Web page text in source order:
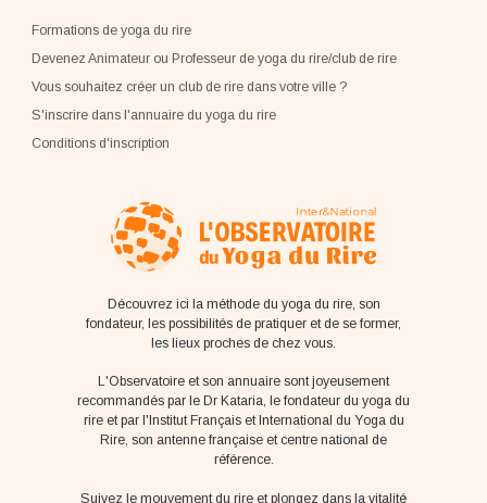
Formations de yoga du rire
Devenez Animateur ou Professeur de yoga du rire/club de rire
Vous souhaitez créer un club de rire dans votre ville ?
S'inscrire dans l'annuaire du yoga du rire
Conditions d'inscription
Découvrez ici la méthode du yoga du rire, son
fondateur, les possibilités de pratiquer et de se former,
les lieux proches de chez vous.
L'Observatoire et son annuaire sont joyeusement
recommandés par le Dr Kataria, le fondateur du yoga du
rire et par l'Institut Français et International du Yoga du
Rire, son antenne française et centre national de
référence.
Suivez le mouvement du rire et plongez dans la vitalité